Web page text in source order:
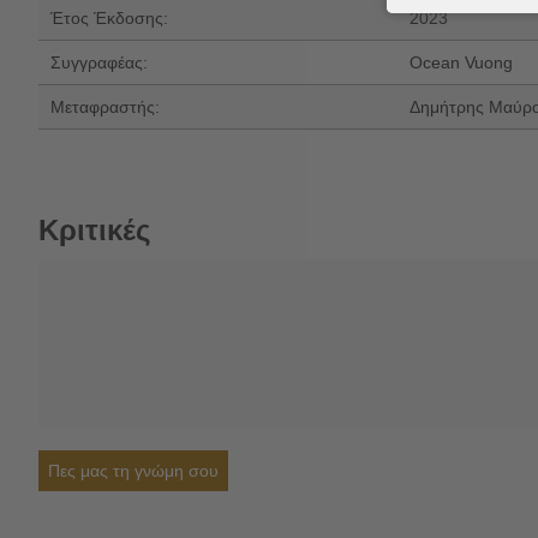
Έτος Έκδοσης: 2023
Συγγραφέας: Ocean Vuong
Μεταφραστής: Δημήτρης
Κριτικές
Πες μας τη γνώμη σου